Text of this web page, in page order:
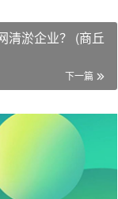
清淤企业？ (商丘
下一篇